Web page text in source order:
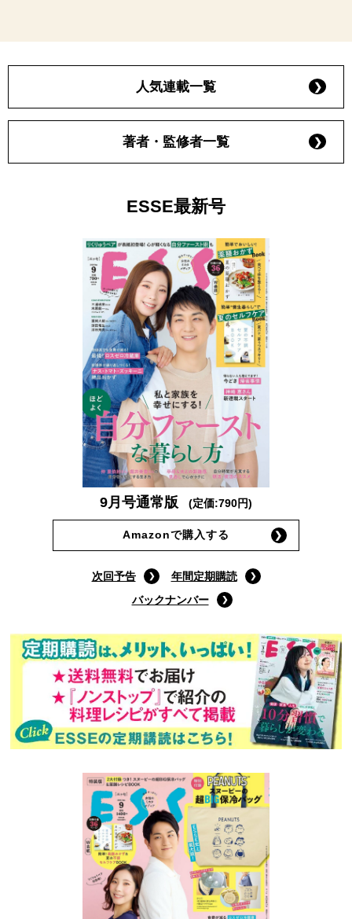
人気連載一覧
著者・監修者一覧
ESSE最新号
9月号通常版 (定価:790円)
Amazonで購入する
次回予告
年間定期購読
バックナンバー